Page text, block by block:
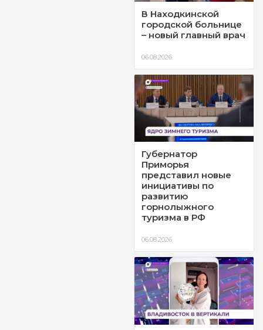
В Находкинской
городской больнице
– новый главный врач
06.08.2026
Губернатор
Приморья
представил новые
инициативы по
развитию
горнолыжного
туризма в РФ
06.08.2026